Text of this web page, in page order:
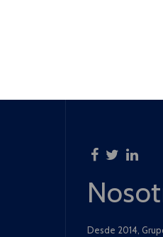
Desde 2014,